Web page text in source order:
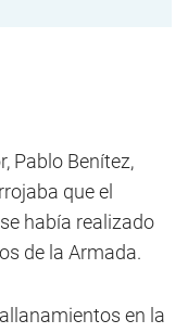
Pablo Benítez,
que el
había realizado
de la Armada.
en la